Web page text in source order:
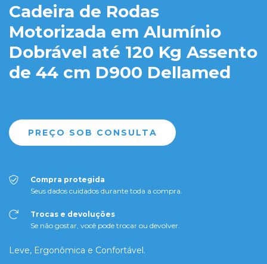
Cadeira de Rodas
Motorizada em Alumínio
Dobrável até 120 Kg Assento
de 44 cm D900 Dellamed
Compra protegida
Seus dados cuidados durante toda a compra.
Trocas e devoluções
Se não gostar, você pode trocar ou devolver.
Leve, Ergonômica e Confortável.